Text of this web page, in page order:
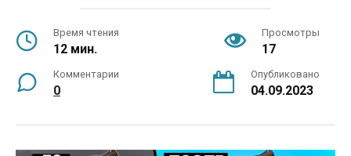
Время чтения
12 мин.
Просмотры
17
Комментарии
0
Опубликовано
04.09.2023